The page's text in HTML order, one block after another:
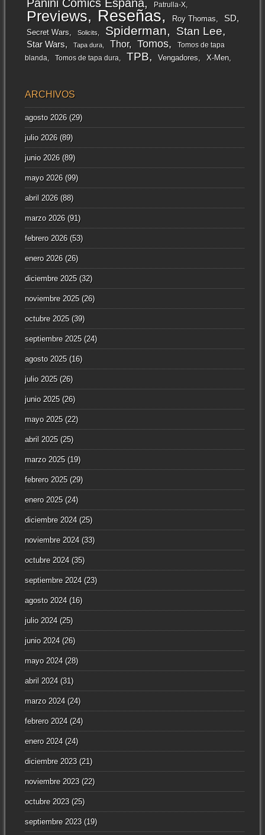
Panini Comics España Patrulla-X
Previews Reseñas Roy Thomas SD
Secret Wars Solicits Spiderman Stan Lee
Star Wars Tapa dura Thor Tomos
Tomos de tapa
blanda
Tomos de tapa dura TPB Vengadores X-Men
ARCHIVOS
agosto 2026(29)
julio 2026(89)
junio 2026(89)
mayo 2026(99)
abril 2026(88)
marzo 2026(91)
febrero 2026(53)
enero 2026(26)
diciembre 2025(32)
noviembre 2025(26)
octubre 2025(39)
septiembre 2025(24)
agosto 2025(16)
julio 2025(26)
junio 2025(26)
mayo 2025(22)
abril 2025(25)
marzo 2025(19)
febrero 2025(29)
enero 2025(24)
diciembre 2024(25)
noviembre 2024(33)
octubre 2024(35)
septiembre 2024(23)
agosto 2024(16)
julio 2024(25)
junio 2024(26)
mayo 2024(28)
abril 2024(31)
marzo 2024(24)
febrero 2024(24)
enero 2024(24)
diciembre 2023(21)
noviembre 2023(22)
octubre 2023(25)
septiembre 2023(19)